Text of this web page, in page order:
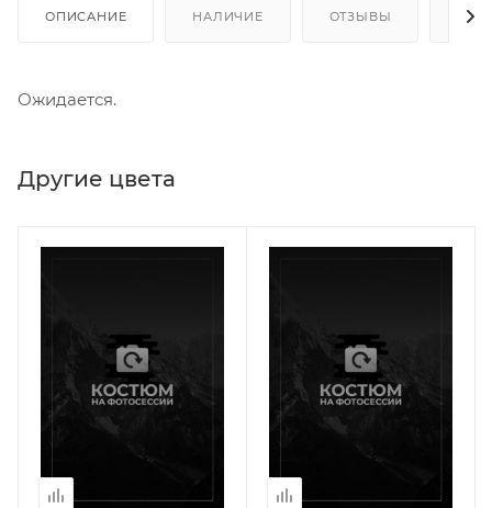
ОПИСАНИЕ НАЛИЧИЕ ОТЗЫВЫ
Ожидается.
Другие цвета